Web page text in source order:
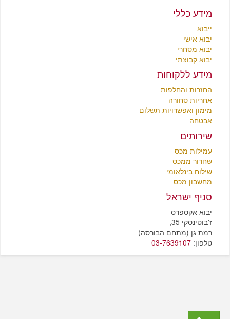
מידע כללי
ייבוא
יבוא אישי
יבוא מסחרי
יבוא קבוצתי
מידע ללקוחות
החזרות והחלפות
אחריות סחורה
מימון ואפשרויות תשלום
אבטחה
שירותים
עמילות מכס
שחרור ממכס
שילוח בינלאומי
מחשבון מכס
סניף ישראל
יבוא אקספרס
ז'בוטינסקי 35,
רמת גן (מתחם הבורסה)
טלפון:03-7639107